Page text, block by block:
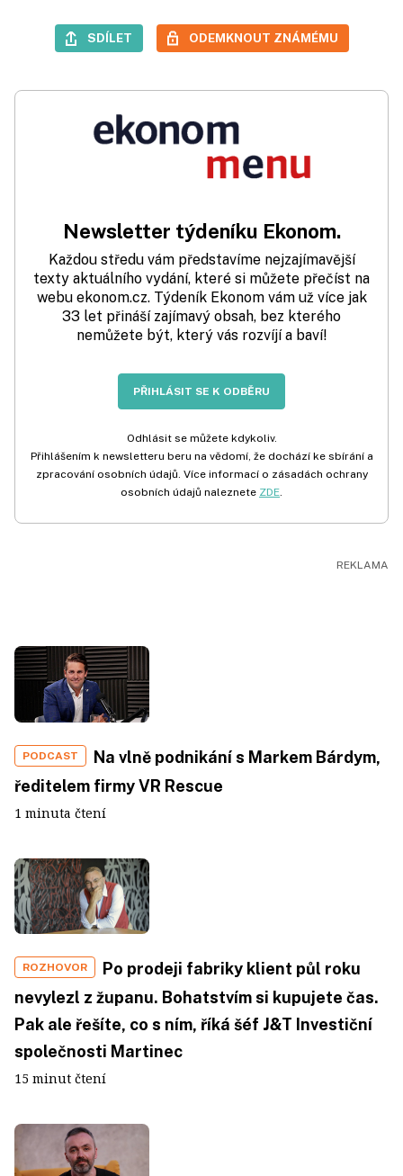
SDÍLET ODEMKNOUT ZNÁMÉMU
Newsletter týdeníku Ekonom.
Každou středu vám představíme nejzajímavější
texty aktuálního vydání, které si můžete přečíst na
webu ekonom.cz. Týdeník Ekonom vám už více jak
33 let přináší zajímavý obsah, bez kterého
nemůžete být, který vás rozvíjí a baví!
PŘIHLÁSIT SE K ODBĚRU
Odhlásit se můžete kdykoliv.
Přihlášením k newsletteru beru na vědomí, že dochází ke sbírání a
zpracování osobních údajů. Více informací o zásadách ochrany
osobních údajů naleznete ZDE.
PODCAST
Na vlně podnikání s Markem Bárdym,
ředitelem firmy VR Rescue
1 minuta čtení
ROZHOVOR
Po prodeji fabriky klient půl roku
nevylezl z županu. Bohatstvím si kupujete čas.
Pak ale řešíte, co s ním, říká šéf J&T Investiční
společnosti Martinec
15 minut čtení